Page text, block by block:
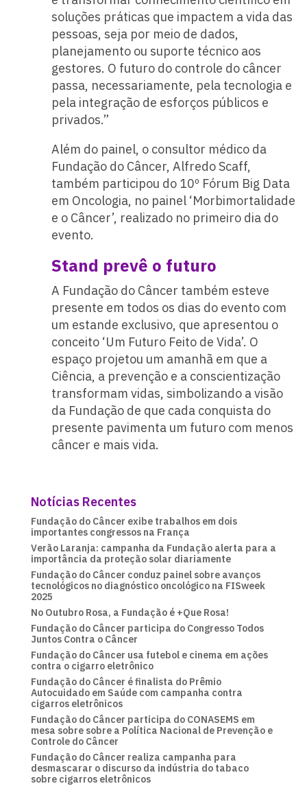
soluções práticas que impactem a vida das
pessoas, seja por meio de dados,
planejamento ou suporte técnico aos
gestores. O futuro do controle do câncer
passa, necessariamente, pela tecnologia e
pela integração de esforços públicos e
privados.”
Além do painel, o consultor médico da
Fundação do Câncer, Alfredo Scaff,
também participou do 10º Fórum Big Data
em Oncologia, no painel ‘Morbimortalidade
e o Câncer’, realizado no primeiro dia do
evento.
Stand prevê o futuro
A Fundação do Câncer também esteve
presente em todos os dias do evento com
um estande exclusivo, que apresentou o
conceito ‘Um Futuro Feito de Vida’. O
espaço projetou um amanhã em que a
Ciência, a prevenção e a conscientização
transformam vidas, simbolizando a visão
da Fundação de que cada conquista do
presente pavimenta um futuro com menos
câncer e mais vida.
Notícias Recentes
Fundação do Câncer exibe trabalhos em dois
importantes congressos na França
Verão Laranja: campanha da Fundação alerta para a
importância da proteção solar diariamente
Fundação do Câncer conduz painel sobre avanços
tecnológicos no diagnóstico oncológico na FISweek
2025
No Outubro Rosa, a Fundação é +Que Rosa!
Fundação do Câncer participa do Congresso Todos
Juntos Contra o Câncer
Fundação do Câncer usa futebol e cinema em ações
contra o cigarro eletrônico
Fundação do Câncer é finalista do Prêmio
Autocuidado em Saúde com campanha contra
cigarros eletrônicos
Fundação do Câncer participa do CONASEMS em
mesa sobre sobre a Política Nacional de Prevenção e
Controle do Câncer
Fundação do Câncer realiza campanha para
desmascarar o discurso da indústria do tabaco
sobre cigarros eletrônicos